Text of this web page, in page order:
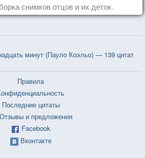
снимков отцов и их деток.
минут (Пауло Коэльо) — 139 цитат
Правила
Последние цитаты
Отзывы и предложения
Facebook
Вконтакте